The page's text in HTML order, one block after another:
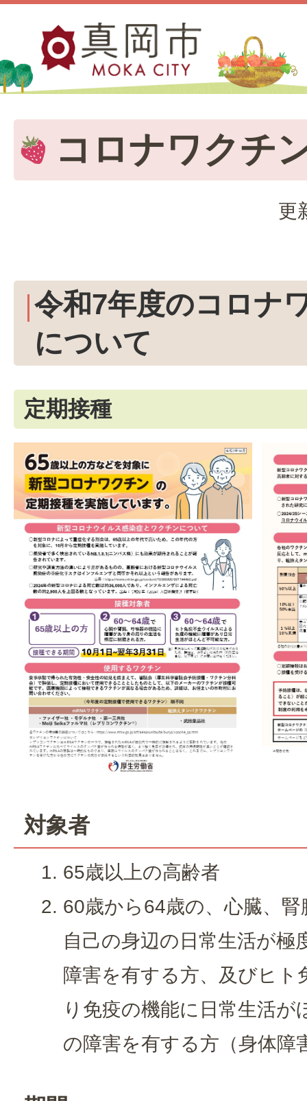
コロナワクチ
更
令和7年度のコロナ
について
定期接種
対象者
65歳以上の高齢者
60歳から64歳の、心臓、
自己の身辺の日常生活が極
障害を有する方、及びヒ
り免疫の機能に日常生活が
の障害を有する方（身体障